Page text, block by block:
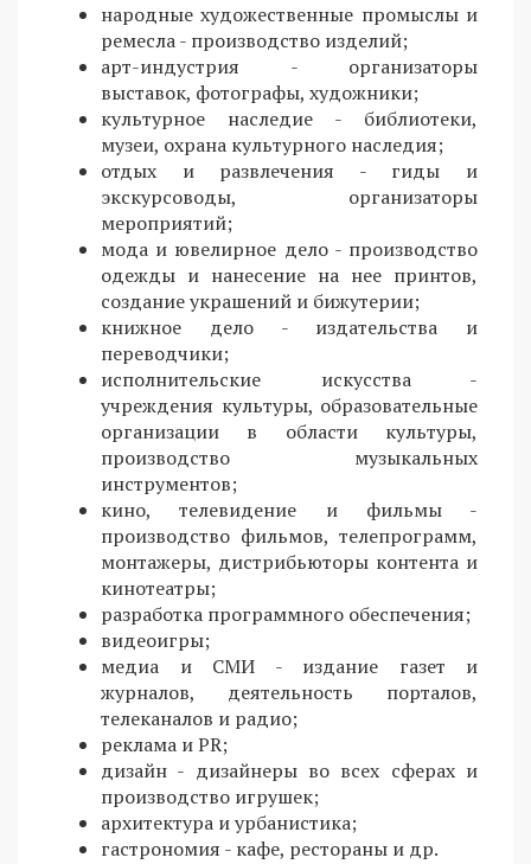
народные художественные промыслы и
ремесла - производство изделий;
арт-индустрия - организаторы
выставок, фотографы, художники;
культурное наследие - библиотеки,
музеи, охрана культурного наследия;
отдых и развлечения - гиды и
экскурсоводы, организаторы
мероприятий;
мода и ювелирное дело - производство
одежды и нанесение на нее принтов,
создание украшений и бижутерии;
книжное дело - издательства и
переводчики;
исполнительские искусства -
учреждения культуры, образовательные
организации в области культуры,
производство музыкальных
инструментов;
кино, телевидение и фильмы -
производство фильмов, телепрограмм,
монтажеры, дистрибьюторы контента и
кинотеатры;
разработка программного обеспечения;
видеоигры;
медиа и СМИ - издание газет и
журналов, деятельность порталов,
телеканалов и радио;
реклама и PR;
дизайн - дизайнеры во всех сферах и
производство игрушек;
архитектура и урбанистика;
гастрономия - кафе, рестораны и др.